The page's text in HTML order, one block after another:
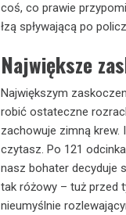
coś, co prawie
łzą spływającą po
Największe
Największym
robić ostateczne
zachowuje zimną krew.
czytasz. Po 121
nasz bohater decyduje
tak różowy – tuż przed
nieumyślnie